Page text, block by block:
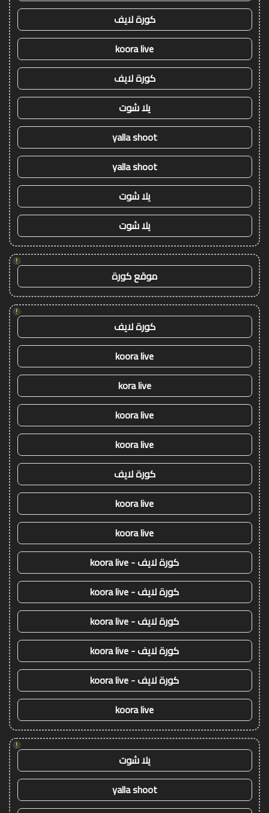
كورة لايف
koora live
كورة لايف
يلا شوت
yalla shoot
yalla shoot
يلا شوت
يلا شوت
!
موقع كورة
!
كورة لايف
koora live
kora live
koora live
koora live
كورة لايف
koora live
koora live
كورة لايف - koora live
كورة لايف - koora live
كورة لايف - koora live
كورة لايف - koora live
كورة لايف - koora live
koora live
!
يلا شوت
yalla shoot